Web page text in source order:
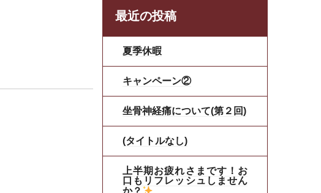
最近の投稿
夏季休暇
キャンペーン②
坐骨神経痛について(第２回)
(タイトルなし)
上半期お疲れさまです！お
口もリフレッシュしません